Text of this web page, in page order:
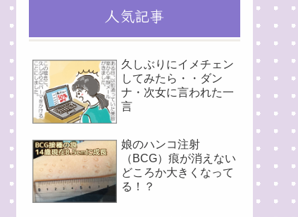
人気記事
久しぶりにイメチェン
してみたら・・ダン
ナ・次女に言われた一
言
娘のハンコ注射
（BCG）痕が消えない
どころか大きくなって
る！？